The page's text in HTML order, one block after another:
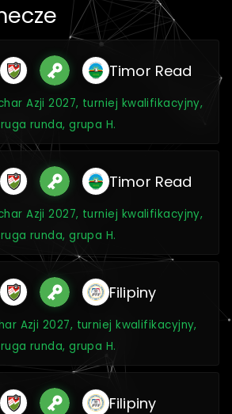
Timor Read
Azji 2027, turniej kwalifikacyjny,
runda, grupa H.
Timor Read
Azji 2027, turniej kwalifikacyjny,
runda, grupa H.
Filipiny
Azji 2027, turniej kwalifikacyjny,
runda, grupa H.
Filipiny